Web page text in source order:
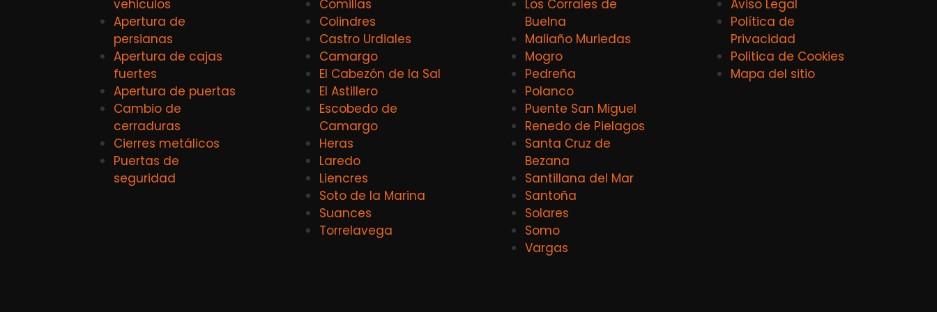
vehiculos
Apertura de
persianas
Apertura de cajas
fuertes
Apertura de puertas
Cambio de
cerraduras
Cierres metálicos
Puertas de
seguridad
Comillas
Colindres
Castro Urdiales
Camargo
El Cabezón de la Sal
El Astillero
Escobedo de
Camargo
Heras
Laredo
Liencres
Soto de la Marina
Suances
Torrelavega
Los Corrales de
Buelna
Maliaño Muriedas
Mogro
Pedreña
Polanco
Puente San Miguel
Renedo de Pielagos
Santa Cruz de
Bezana
Santillana del Mar
Santoña
Solares
Somo
Vargas
Aviso Legal
Política de
Privacidad
Politica de Cookies
Mapa del sitio